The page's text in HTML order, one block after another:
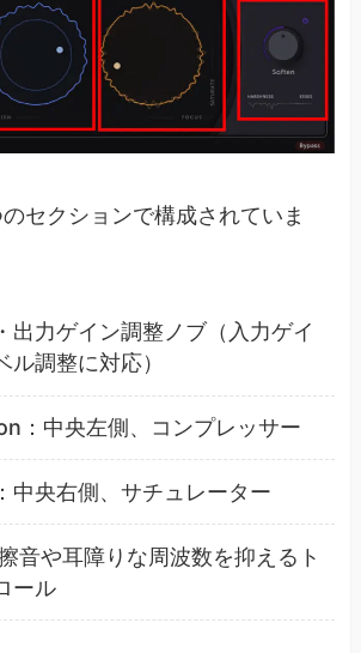
セクションで構成されていま
出力ゲイン調整ノブ（入力ゲイ
ル調整に対応）
：中央左側、コンプレッサー
中央右側、サチュレーター
音や耳障りな周波数を抑えるト
ール